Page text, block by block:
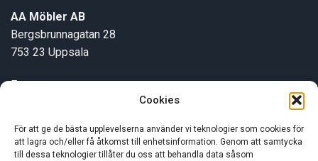
Cookies
För att ge de bästa upplevelserna använder vi teknologier som cookies för
att lagra och/eller få åtkomst till enhetsinformation. Genom att samtycka
till dessa teknologier tillåter du oss att behandla data såsom
AA Möbler AB
Bergsbrunnagatan 28
753 23 Uppsala
E-post:
INFORMATION